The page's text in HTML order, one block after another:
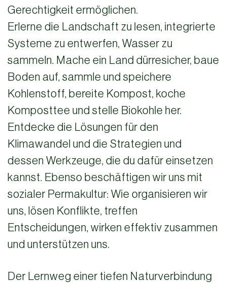
Gerechtigkeit ermöglichen.
Erlerne die Landschaft zu lesen, integrierte
Systeme zu entwerfen, Wasser zu
sammeln. Mache ein Land dürresicher, baue
Boden auf, sammle und speichere
Kohlenstoff, bereite Kompost, koche
Komposttee und stelle Biokohle her.
Entdecke die Lösungen für den
Klimawandel und die Strategien und
dessen Werkzeuge, die du dafür einsetzen
kannst. Ebenso beschäftigen wir uns mit
sozialer Permakultur: Wie organisieren wir
uns, lösen Konflikte, treffen
Entscheidungen, wirken effektiv zusammen
und unterstützen uns.
Der Lernweg einer tiefen Naturverbindung